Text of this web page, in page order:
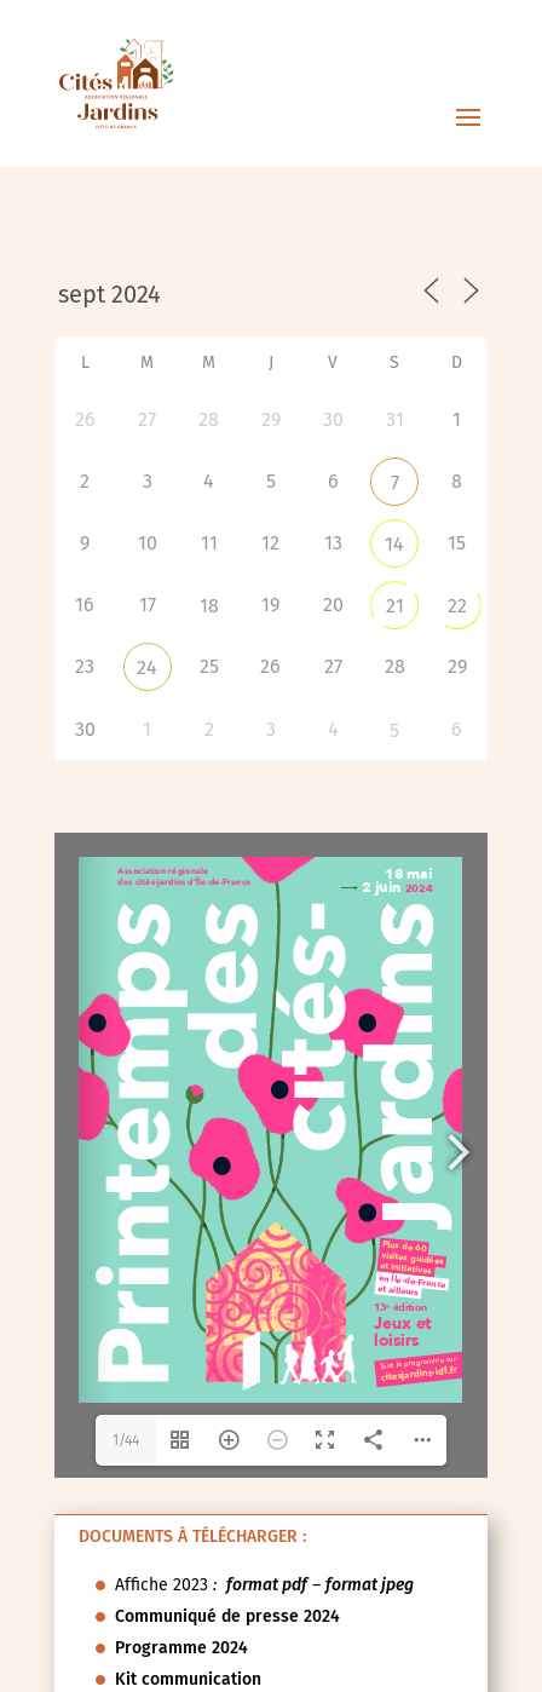
L M M J V S D
26 27 28 29 30 31 1
2 3 4 5 6 7 8
9 10 11 12 13 14 15
16 17 18 19 20 21 22
23 24 25 26 27 28 29
30 1 2 3 4 5 6
1/44
DOCUMENTS À TÉLÉCHARGER :
Affiche 2023: format pdf– format jpeg
Communiqué de presse 2024
Programme 2024
Kit communication